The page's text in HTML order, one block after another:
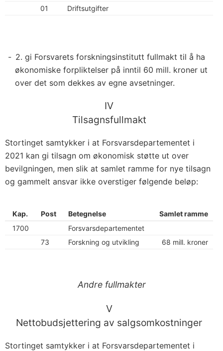
01
Driftsutgifter
2. gi Forsvarets forskningsinstitutt fullmakt til å ha
økonomiske forpliktelser på inntil 60 mill. kroner ut
over det som dekkes av egne avsetninger.
IV
Tilsagnsfullmakt
Stortinget samtykker i at Forsvarsdepartementet i
2021 kan gi tilsagn om økonomisk støtte ut over
bevilgningen, men slik at samlet ramme for nye tilsagn
og gammelt ansvar ikke overstiger følgende beløp:
Kap. Post Betegnelse
Samlet ramme
1700
Forsvarsdepartementet
73
Forskning og utvikling 68 mill. kroner
Andre fullmakter
V
Nettobudsjettering av salgsomkostninger
Stortinget samtykker i at Forsvarsdepartementet i